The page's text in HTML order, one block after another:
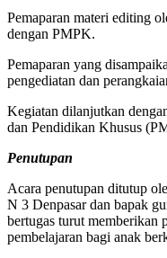
Pemaparan materi editing
dengan PMPK.
Pemaparan yang
pengediatan dan
Kegiatan dilanjutkan
dan Pendidikan Khusus
Penutupan
Acara penutupan ditutup
N 3 Denpasar dan bapak
bertugas turut memberikan
pembelajaran bagi anak